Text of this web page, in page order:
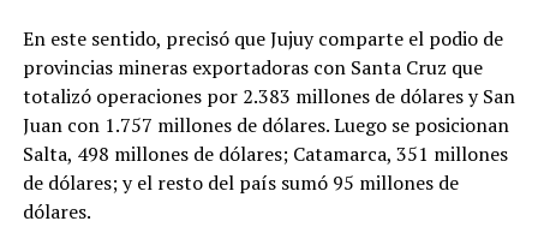
En este sentido, precisó que Jujuy comparte el podio de
provincias mineras exportadoras con Santa Cruz que
totalizó operaciones por 2.383 millones de dólares y San
Juan con 1.757 millones de dólares. Luego se posicionan
Salta, 498 millones de dólares; Catamarca, 351 millones
de dólares; y el resto del país sumó 95 millones de
dólares.